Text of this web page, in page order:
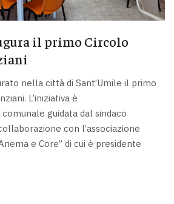
il primo Circolo
nella città di Sant’Umile il primo
L’iniziativa è
guidata dal sindaco
con l’associazione
e Core” di cui è presidente